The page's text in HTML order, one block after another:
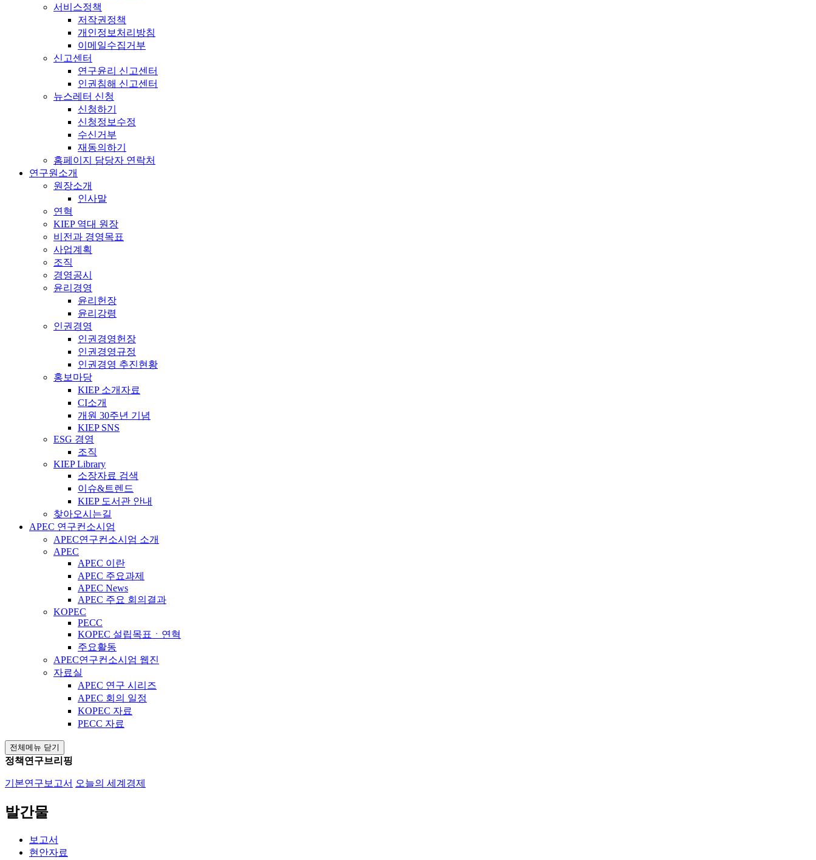
서비스정책
저작권정책
개인정보처리방침
이메일수집거부
신고센터
연구윤리 신고센터
인권침해 신고센터
뉴스레터 신청
신청하기
신청정보수정
수신거부
재동의하기
홈페이지 담당자 연락처
연구원소개
원장소개
인사말
연혁
KIEP 역대 원장
비전과 경영목표
사업계획
조직
경영공시
윤리경영
윤리헌장
윤리강령
인권경영
인권경영헌장
인권경영규정
인권경영 추진현황
홍보마당
KIEP 소개자료
CI소개
개원 30주년 기념
KIEP SNS
ESG 경영
조직
KIEP Library
소장자료 검색
이슈&트렌드
KIEP 도서관 안내
찾아오시는길
APEC 연구컨소시엄
APEC연구컨소시엄 소개
APEC
APEC 이란
APEC 주요과제
APEC News
APEC 주요 회의결과
KOPEC
PECC
KOPEC 설립목표ㆍ연혁
주요활동
APEC연구컨소시엄 웹진
자료실
APEC 연구 시리즈
APEC 회의 일정
KOPEC 자료
PECC 자료
전체메뉴 닫기
정책연구브리핑
기본연구보고서 오늘의 세계경제
발간물
보고서
현안자료